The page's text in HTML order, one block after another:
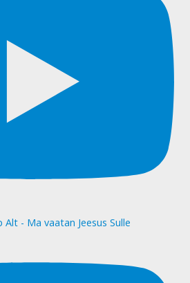
- Ma vaatan Jeesus Sulle